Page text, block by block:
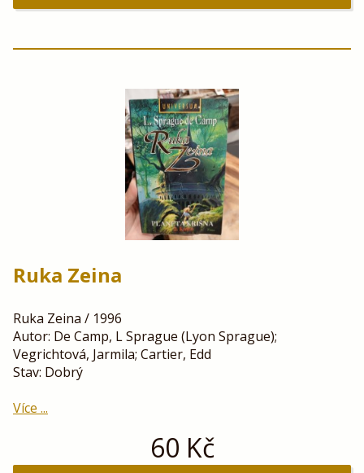
Ruka Zeina
Ruka Zeina / 1996
Autor: De Camp, L Sprague (Lyon Sprague);
Vegrichtová, Jarmila; Cartier, Edd
Stav: Dobrý
Více ...
60 Kč